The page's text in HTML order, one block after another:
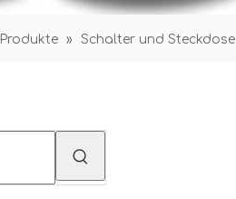
Produkte » Schalter und Steckdose